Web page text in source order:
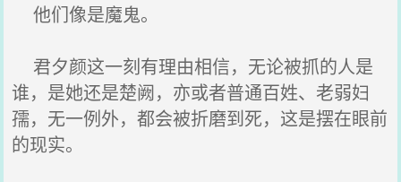
他们像是魔鬼。
君夕颜这一刻有理由相信，无论被抓的人是
谁，是她还是楚阙，亦或者普通百姓、老弱妇
孺，无一例外，都会被折磨到死，这是摆在眼前
的现实。